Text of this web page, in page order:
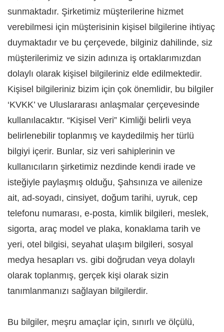
sunmaktadır. Şirketimiz müşterilerine hizmet
verebilmesi için müşterisinin kişisel bilgilerine ihtiyaç
duymaktadır ve bu çerçevede, bilginiz dahilinde, siz
müşterilerimiz ve sizin adınıza iş ortaklarımızdan
dolaylı olarak kişisel bilgileriniz elde edilmektedir.
Kişisel bilgileriniz bizim için çok önemlidir, bu bilgiler
‘KVKK’ ve Uluslararası anlaşmalar çerçevesinde
kullanılacaktır. “Kişisel Veri” Kimliği belirli veya
belirlenebilir toplanmış ve kaydedilmiş her türlü
bilgiyi içerir. Bunlar, siz veri sahiplerinin ve
kullanıcıların şirketimiz nezdinde kendi irade ve
isteğiyle paylaşmış olduğu, Şahsınıza ve ailenize
ait, ad-soyadı, cinsiyet, doğum tarihi, uyruk, cep
telefonu numarası, e-posta, kimlik bilgileri, meslek,
sigorta, araç model ve plaka, konaklama tarih ve
yeri, otel bilgisi, seyahat ulaşım bilgileri, sosyal
medya hesapları vs. gibi doğrudan veya dolaylı
olarak toplanmış, gerçek kişi olarak sizin
tanımlanmanızı sağlayan bilgilerdir.
Bu bilgiler, meşru amaçlar için, sınırlı ve ölçülü,